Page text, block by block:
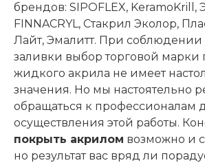
брендов: SIPOFLEX, KeramoKrill,
FINNACRYL, Стакрил Эколор,
Лайт, Эмалитт. При соблюдении
заливки выбор торговой марки
жидкого акрила не имеет
значения. Но мы настоятельно
обращаться к профессионалам
осуществления этой работы.
покрыть акрилом возможно и
но результат вас вряд ли